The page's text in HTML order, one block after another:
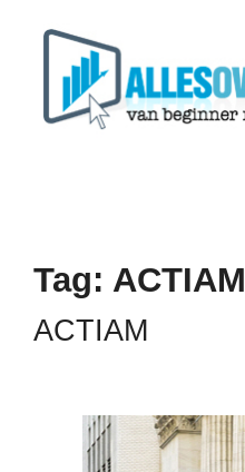
Tag: ACTIAM
ACTIAM